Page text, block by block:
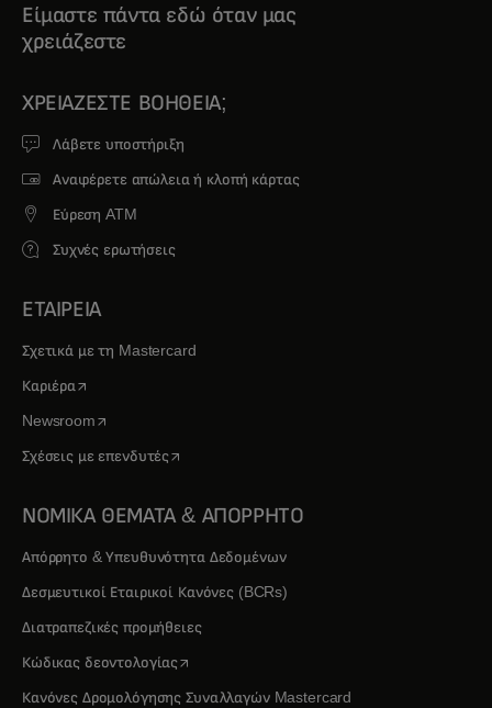
Είμαστε πάντα εδώ όταν μας
χρειάζεστε
ΧΡΕΙΆΖΕΣΤΕ ΒΟΉΘΕΙΑ;
Λάβετε υποστήριξη
Αναφέρετε απώλεια ή κλοπή κάρτας
Εύρεση ATM
Συχνές ερωτήσεις
ΕΤΑΙΡΕΙΑ
Σχετικά με τη Mastercard
Καριέραopens in a new tab
Newsroomopens in a new tab
Σχέσεις με επενδυτέςopens in a new tab
ΝΟΜΙΚΑ ΘΕΜΑΤΑ & ΑΠΟΡΡΗΤΟ
Απόρρητο & Υπευθυνότητα Δεδομένων
Δεσμευτικοί Εταιρικοί Κανόνες (BCRs)
Διατραπεζικές προμήθειες
Κώδικας δεοντολογίαςopens in a new tab
Κανόνες Δρομολόγησης Συναλλαγών Mastercard